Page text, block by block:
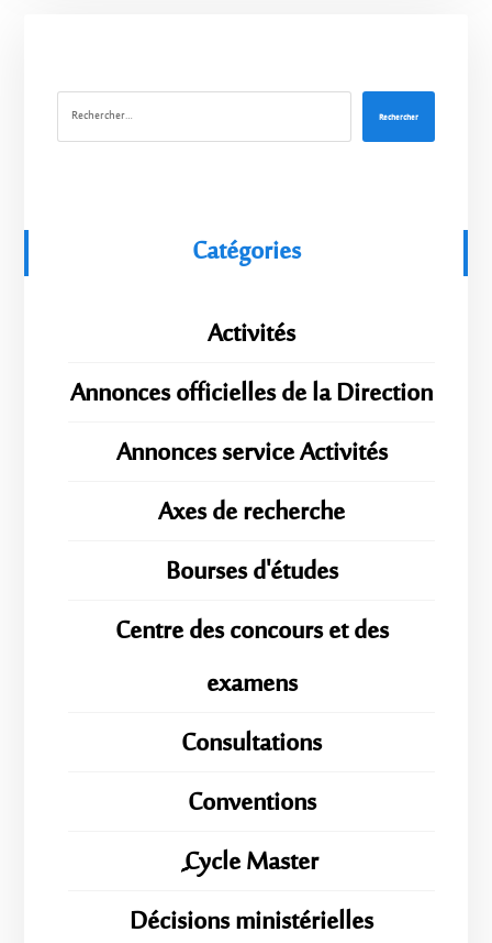
Rechercher
Catégories
Activités
Annonces officielles de la Direction
Annonces service Activités
Axes de recherche
Bourses d'études
Centre des concours et des
examens
Consultations
Conventions
ِِِCycle Master
Décisions ministérielles